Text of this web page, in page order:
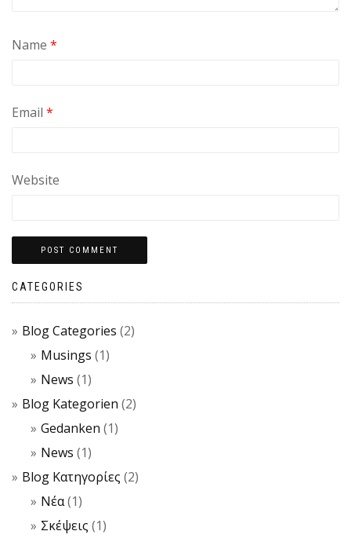
Name *
Email *
Website
CATEGORIES
Blog Categories (2)
Musings (1)
News (1)
Blog Kategorien (2)
Gedanken (1)
News (1)
Blog Κατηγορίες (2)
Νέα(1)
Σκέψεις (1)